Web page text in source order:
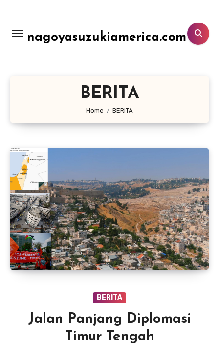
konten nagoyasuzukiamerica.com
BERITA
Home BERITA
BERITA
Jalan Panjang Diplomasi
Timur Tengah